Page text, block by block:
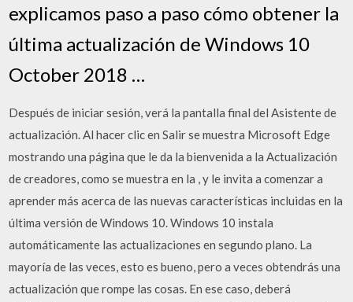
explicamos paso a paso cómo obtener la
última actualización de Windows 10
October 2018 …
Después de iniciar sesión, verá la pantalla final del Asistente de
actualización. Al hacer clic en Salir se muestra Microsoft Edge
mostrando una página que le da la bienvenida a la Actualización
de creadores, como se muestra en la , y le invita a comenzar a
aprender más acerca de las nuevas características incluidas en la
última versión de Windows 10. Windows 10 instala
automáticamente las actualizaciones en segundo plano. La
mayoría de las veces, esto es bueno, pero a veces obtendrás una
actualización que rompe las cosas. En ese caso, deberá